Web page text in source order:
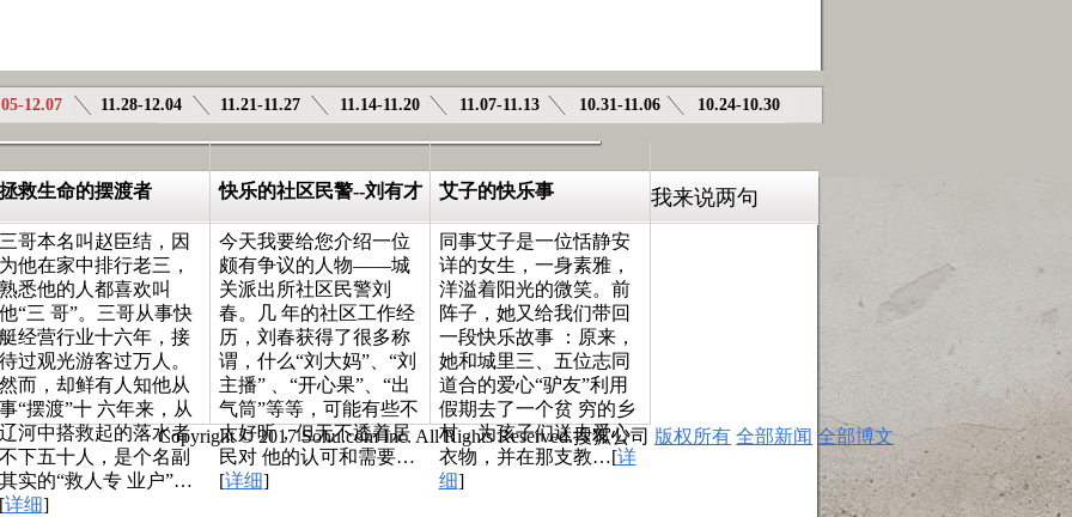
12.07 11.28-12.04 11.21-11.27 11.14-11.20 11.07-11.13 10.31-11.06 10.24-10.30
救生命的摆渡者
哥本名叫赵臣结，因
他在家中排行老三，
悉他的人都喜欢叫
“三 哥”。三哥从事快
经营行业十六年，接
过观光游客过万人。
而，却鲜有人知他从
“摆渡”十 六年来，从
河中搭救起的落水者
下五十人，是个名副
实的“救人专 业户”…
详细]
快乐的社区民警--刘有才
今天我要给您介绍一位
颇有争议的人物——城
关派出所社区民警刘
春。几 年的社区工作经
历，刘春获得了很多称
谓，什么“刘大妈”、“刘
主播” 、“开心果”、“出
气筒”等等，可能有些不
太好听，但无不透着居
民对 他的认可和需要…
[详细]
艾子的快乐事
同事艾子是一位恬静安
详的女生，一身素雅，
洋溢着阳光的微笑。前
阵子，她又给我们带回
一段快乐故事 ：原来，
她和城里三、五位志同
道合的爱心“驴友”利用
假期去了一个贫 穷的乡
村，为孩子们送去爱心
衣物，并在那支教…[详
细]
我来说两句
Copyright © 2017 Sohu.com Inc. All Rights Reserved.搜狐公司 版权所有 全部新闻 全部博文